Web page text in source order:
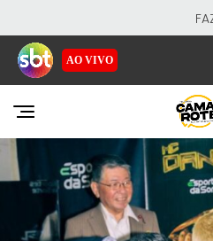
AO VIVO
EMISSORAS
NOSSAS REDES